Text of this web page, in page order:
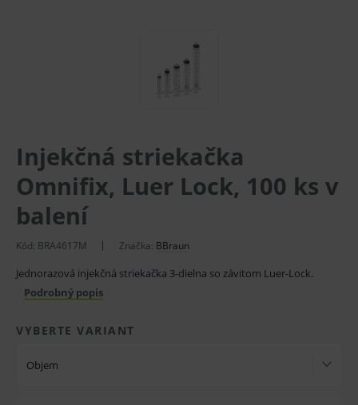
Injekčná striekačka
Omnifix, Luer Lock, 100 ks v
balení
Kód: BRA4617M Značka: BBraun
Jednorazová injekčná striekačka 3-dielna so závitom Luer-Lock.
Podrobný popis
VYBERTE VARIANT
Objem